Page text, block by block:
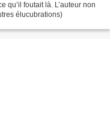
qu’il foutait là. L’auteur non
élucubrations)